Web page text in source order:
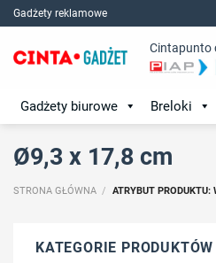
Skip
to
content
Gadżety reklamowe
Cintapunto
Gadżety biurowe Breloki
Ø9,3 x 17,8 cm
STRONA GŁÓWNA / ATRYBUT PRODUKTU:
KATEGORIE PRODUKTÓW